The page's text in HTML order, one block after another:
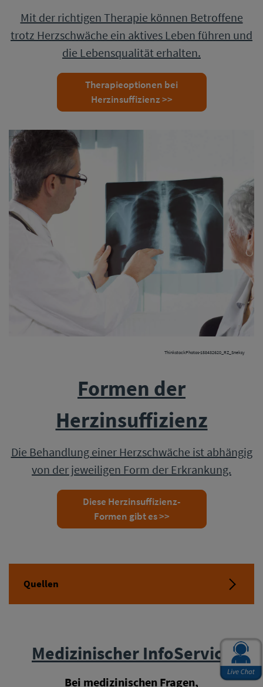
Mit der richtigen Therapie können Betroffene
trotz Herzschwäche ein aktives Leben führen und
die Lebensqualität erhalten.
Therapieoptionen bei
Herzinsuffizienz >>
ThinkstockPhotos-158432620_RZ_Sneksy
Formen der
Herzinsuffizienz
Die Behandlung einer Herzschwäche ist abhängig
von der jeweiligen Form der Erkrankung.
Diese Herzinsuffizienz-
Formen gibt es >>
Quellen
Medizinischer InfoService
Bei medizinischen Fragen,